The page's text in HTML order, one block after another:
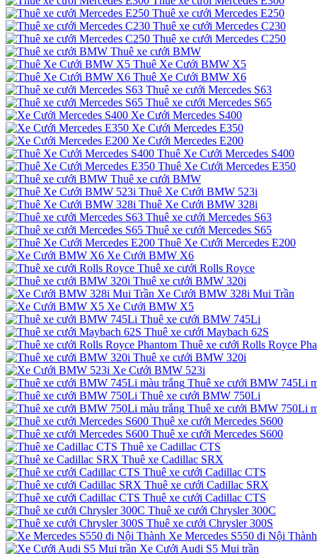
Thuê xe cưới Mercedes E250
Thuê xe cưới Mercedes C230
Thuê xe cưới Mercedes C250
Thuê xe cưới BMW
Thuê Xe Cưới BMW X5
Thuê Xe Cưới BMW X6
Thuê xe cưới Mercedes S63
Thuê xe cưới Mercedes S65
Xe Cưới Mercedes S400
Xe Cưới Mercedes E350
Xe Cưới Mercedes E200
Thuê Xe Cưới Mercedes S400
Thuê Xe Cưới Mercedes E350
Thuê xe cưới BMW
Thuê Xe Cưới BMW 523i
Thuê Xe Cưới BMW 328i
Thuê xe cưới Mercedes S63
Thuê xe cưới Mercedes S65
Thuê Xe Cưới Mercedes E200
Xe Cưới BMW X6
Thuê xe cưới Rolls Royce
Thuê xe cưới BMW 320i
Xe Cưới BMW 328i Mui Trần
Xe Cưới BMW X5
Thuê xe cưới BMW 745Li
Thuê xe cưới Maybach 62S
Thuê xe cưới Rolls Royce
Thuê xe cưới BMW 320i
Xe Cưới BMW 523i
Thuê xe cưới BMW 745Li
Thuê xe cưới BMW 750Li
Thuê xe cưới BMW 750Li
Thuê xe cưới Mercedes S600
Thuê xe cưới Mercedes S600
Thuê xe Cadillac CTS
Thuê xe Cadillac SRX
Thuê xe cưới Cadillac CTS
Thuê xe cưới Cadillac SRX
Thuê xe cưới Cadillac CTS
Thuê xe cưới Chrysler 300C
Thuê xe cưới Chrysler 300S
Xe Mercedes S550 đi Nội Thành
Xe Cưới Audi S5 Mui trần